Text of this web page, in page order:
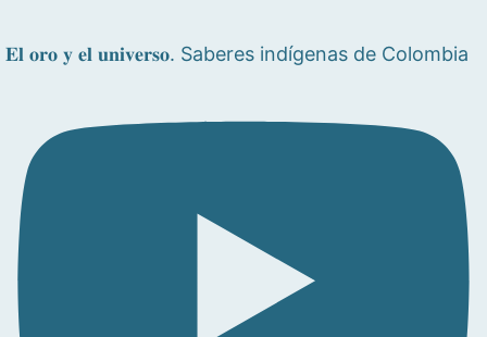
𝐄𝐥 𝐨𝐫𝐨 𝐲 𝐞𝐥 𝐮𝐧𝐢𝐯𝐞𝐫𝐬𝐨. Saberes indígenas de Colombia